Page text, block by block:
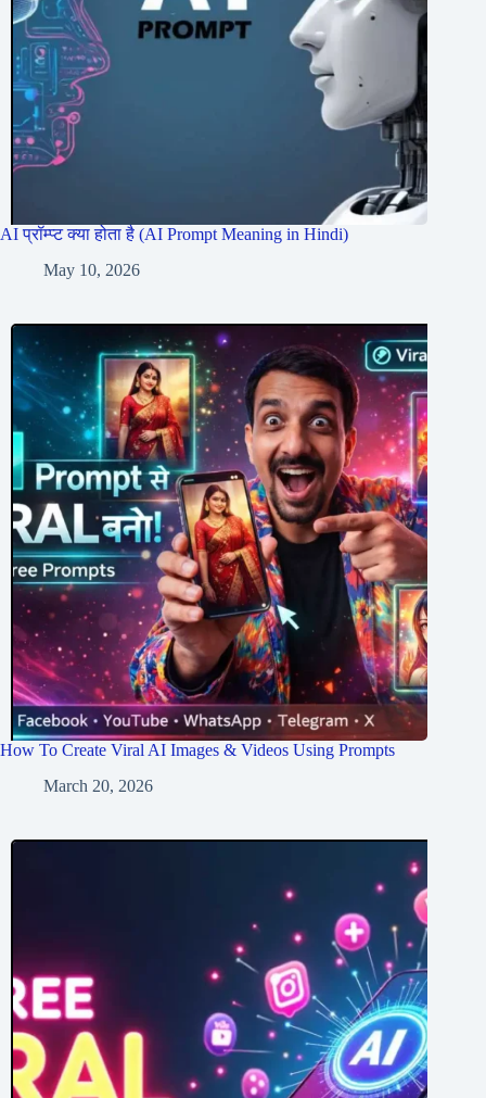
AI प्रॉम्प्ट क्या होता है (AI Prompt Meaning in Hindi)
May 10, 2026
How To Create Viral AI Images & Videos Using Prompts
March 20, 2026